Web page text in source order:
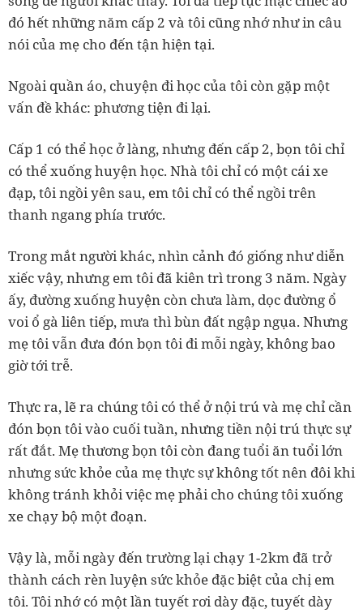
đó hết những năm cấp 2 và tôi cũng nhớ như in câu
nói của mẹ cho đến tận hiện tại.
Ngoài quần áo, chuyện đi học của tôi còn gặp một
vấn đề khác: phương tiện đi lại.
Cấp 1 có thể học ở làng, nhưng đến cấp 2, bọn tôi chỉ
có thể xuống huyện học. Nhà tôi chỉ có một cái xe
đạp, tôi ngồi yên sau, em tôi chỉ có thể ngồi trên
thanh ngang phía trước.
Trong mắt người khác, nhìn cảnh đó giống như diễn
xiếc vậy, nhưng em tôi đã kiên trì trong 3 năm. Ngày
ấy, đường xuống huyện còn chưa làm, dọc đường ổ
voi ổ gà liên tiếp, mưa thì bùn đất ngập ngụa. Nhưng
mẹ tôi vẫn đưa đón bọn tôi đi mỗi ngày, không bao
giờ tới trễ.
Thực ra, lẽ ra chúng tôi có thể ở nội trú và mẹ chỉ cần
đón bọn tôi vào cuối tuần, nhưng tiền nội trú thực sự
rất đắt. Mẹ thương bọn tôi còn đang tuổi ăn tuổi lớn
nhưng sức khỏe của mẹ thực sự không tốt nên đôi khi
không tránh khỏi việc mẹ phải cho chúng tôi xuống
xe chạy bộ một đoạn.
Vậy là, mỗi ngày đến trường lại chạy 1-2km đã trở
thành cách rèn luyện sức khỏe đặc biệt của chị em
tôi. Tôi nhớ có một lần tuyết rơi dày đặc, tuyết dày